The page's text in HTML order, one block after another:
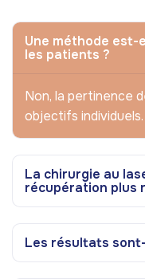
Une méthode est-
les patients ?
Non, la pertinence
objectifs individuels.
La chirurgie au
récupération plus
Les résultats